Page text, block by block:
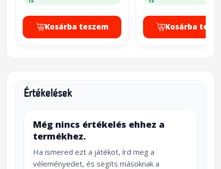
Kosárba teszem Kosárba
Értékelések
Még nincs értékelés ehhez a
termékhez.
Ha ismered ezt a játékot, írd meg a
véleményedet, és segíts másoknak a